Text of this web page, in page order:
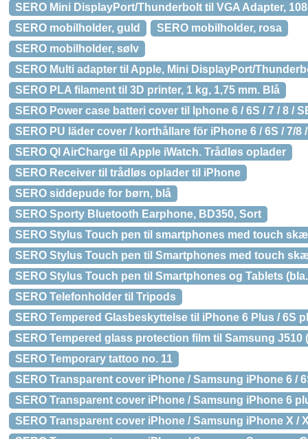
SERO Mini DisplayPort/Thunderbolt til VGA Adapter,
SERO mobilholder, guld
SERO mobilholder, rosa
SERO mobilholder, sølv
SERO Multi adapter til Apple, Mini DisplayPort/
SERO PLA filament til 3D printer, 1 kg, 1,75 mm. Blå
SERO Power case batteri cover til Iphone 6 / 6S / 7 / 8 /
SERO PU läder cover / korthållare för iPhone 6 / 6S / 7/8
SERO QI AirCharge til Apple iWatch. Trådløs oplader
SERO Receiver til trådløs oplader til iPhone
SERO siddepude for børn, blå
SERO Sporty Bluetooth Earphone, BD350, Sort
SERO Stylus Touch pen til smartphones med touch
SERO Stylus Touch pen til Smartphones med touch
SERO Stylus Touch pen til Smartphones og Tablets
SERO Telefonholder til Tripods
SERO Tempered Glasbeskyttelse til iPhone 6 Plus / 6S
SERO Tempered glass protection film til Samsung J510
SERO Temporary tattoo no. 11
SERO Transparent cover iPhone / Samsung iPhone 6 /
SERO Transparent cover iPhone / Samsung iPhone 6
SERO Transparent cover iPhone / Samsung iPhone X /